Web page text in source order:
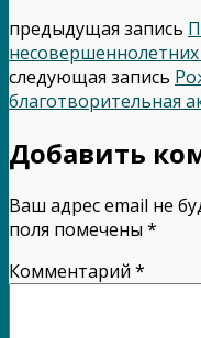
предыдущая запись
следующая запись
благотворительная
Добавить
Ваш адрес email не
поля помечены *
Комментарий *